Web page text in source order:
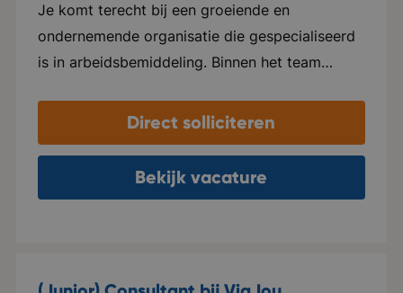
Je komt terecht bij een groeiende en
ondernemende organisatie die gespecialiseerd
is in arbeidsbemiddeling. Binnen het team
collega's nauw samenwerken, elkaar helpen en
successen samen vieren. Er is veel ruimte voor
eigen initiatief en persoonlijke groei. Je krijgt
de vrijheid om je eigen manier van werken te
Direct solliciteren
Bekijk vacature